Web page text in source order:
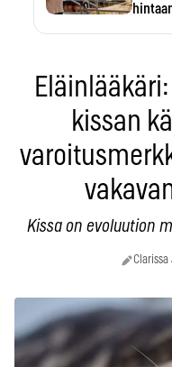
kissan
Kissa on evoluution
Clarissa